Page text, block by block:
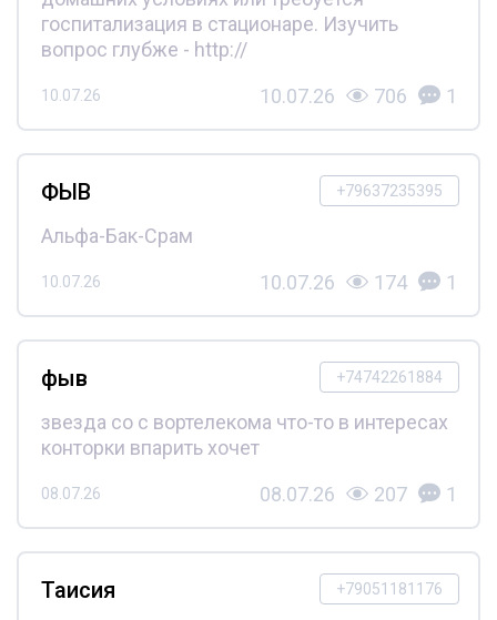
госпитализация в стационаре. Изучить
вопрос глубже - http://
10.07.26 10.07.26 706 1
+79637235395
ФЫВ
Альфа-Бак-Срам
10.07.26 10.07.26 174 1
+74742261884
фыв
звезда со с вортелекома что-то в интересах
конторки впарить хочет
08.07.26 08.07.26 207 1
+79051181176
Таисия